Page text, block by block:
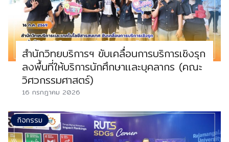
สำนักวิทยบริการฯ ขับเคลื่อนการบริการเชิงรุก
ลงพื้นที่ให้บริการนักศึกษาเเละบุคลากร (คณะ
วิศวกรรมศาสตร์)
16 กรกฎาคม 2026
กิจกรรม